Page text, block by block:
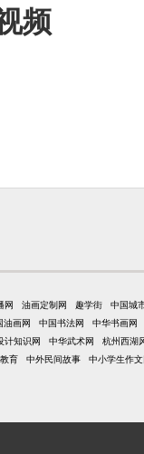
频
网 油画定制网 趣学街 中国城
油画网 中国书法网 中华书画网
计知识网 中华武术网 杭州西湖
育 中外民间故事 中小学生作